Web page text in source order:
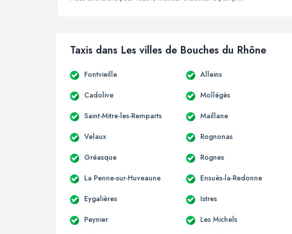
Taxis dans Les villes de Bouches du Rhône
Fontvieille Alleins
Cadolive Mollégès
Saint-Mitre-les-Remparts Maillane
Velaux Rognonas
Gréasque Rognes
La Penne-sur-Huveaune Ensuès-la-Redonne
Eygalières Istres
Peynier Les Michels